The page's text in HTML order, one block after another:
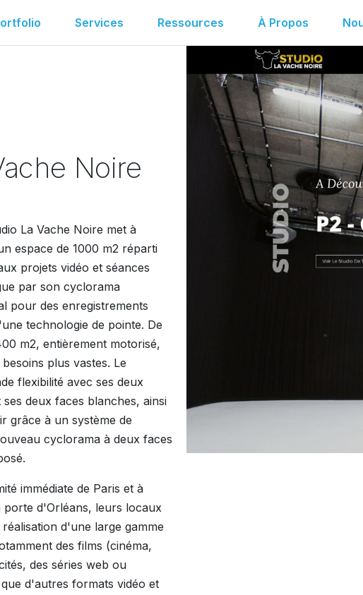
Services Ressources À Propos
Noire
La Vache Noire met à
espace de 1000 m2 réparti
projets vidéo et séances
par son cyclorama
pour des enregistrements
technologie de pointe. De
m2, entièrement motorisé,
plus vastes. Le
flexibilité avec ses deux
deux faces blanches, ainsi
grâce à un système de
cyclorama à deux faces
immédiate de Paris et à
porte d'Orléans, leurs locaux
d'une large gamme
des films (cinéma,
des séries web ou
d'autres formats vidéo et